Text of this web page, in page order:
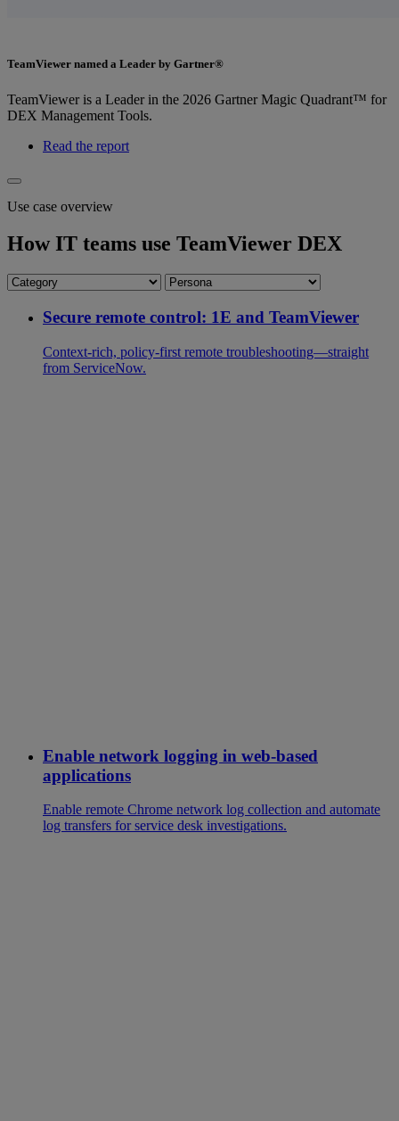
TeamViewer named a Leader by Gartner®
TeamViewer is a Leader in the 2026 Gartner Magic Quadrant™ for
DEX Management Tools.
Read the report
Use case overview
How IT teams use TeamViewer DEX
Secure remote control: 1E and TeamViewer
Context-rich, policy-first remote troubleshooting—straight
from ServiceNow.
Enable network logging in web-based
applications
Enable remote Chrome network log collection and automate
log transfers for service desk investigations.